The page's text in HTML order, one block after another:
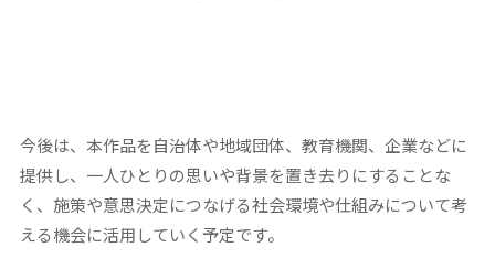
今後は、本作品を自治体や地域団体、教育機関、企業などに
提供し、一人ひとりの思いや背景を置き去りにすることな
く、施策や意思決定につなげる社会環境や仕組みについて考
える機会に活用していく予定です。